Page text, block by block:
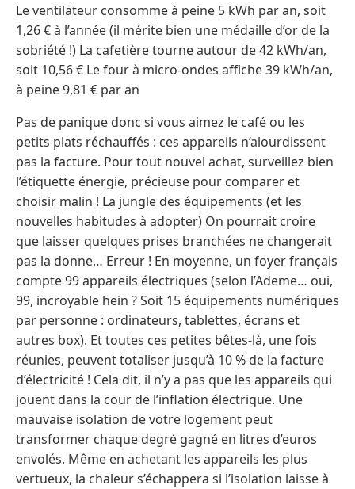
Le ventilateur consomme à peine 5 kWh par an, soit
1,26 € à l’année (il mérite bien une médaille d’or de la
sobriété !) La cafetière tourne autour de 42 kWh/an,
soit 10,56 € Le four à micro-ondes affiche 39 kWh/an,
à peine 9,81 € par an
Pas de panique donc si vous aimez le café ou les
petits plats réchauffés : ces appareils n’alourdissent
pas la facture. Pour tout nouvel achat, surveillez bien
l’étiquette énergie, précieuse pour comparer et
choisir malin ! La jungle des équipements (et les
nouvelles habitudes à adopter) On pourrait croire
que laisser quelques prises branchées ne changerait
pas la donne… Erreur ! En moyenne, un foyer français
compte 99 appareils électriques (selon l’Ademe… oui,
99, incroyable hein ? Soit 15 équipements numériques
par personne : ordinateurs, tablettes, écrans et
autres box). Et toutes ces petites bêtes-là, une fois
réunies, peuvent totaliser jusqu’à 10 % de la facture
d’électricité ! Cela dit, il n’y a pas que les appareils qui
jouent dans la cour de l’inflation électrique. Une
mauvaise isolation de votre logement peut
transformer chaque degré gagné en litres d’euros
envolés. Même en achetant les appareils les plus
vertueux, la chaleur s’échappera si l’isolation laisse à